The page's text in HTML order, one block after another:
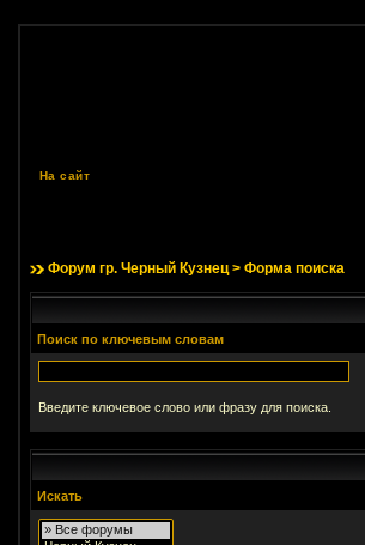
На сайт
Форум гр. Черный Кузнец> Форма поиска
Поиск по ключевым словам
Введите ключевое слово или фразу для поиска.
Искать